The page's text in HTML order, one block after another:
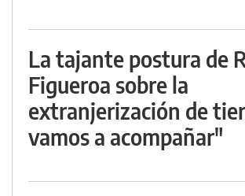
La tajante postura de
Figueroa sobre la
extranjerización de
vamos a acompañar"